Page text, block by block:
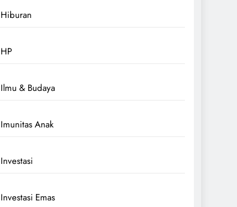
Hiburan
HP
Ilmu & Budaya
Imunitas Anak
Investasi
Investasi Emas